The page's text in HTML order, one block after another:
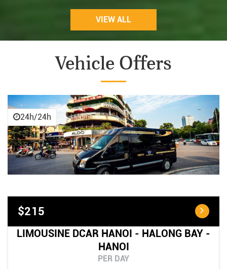
VIEW ALL
Vehicle Offers
24h/24h
$215
LIMOUSINE DCAR HANOI - HALONG BAY -
HANOI
PER DAY